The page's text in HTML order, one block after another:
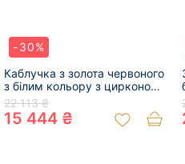
-30%
Каблучка з золота червоного
з білим кольору з цирконом
01-200218088
22 113 ₴
15 444 ₴